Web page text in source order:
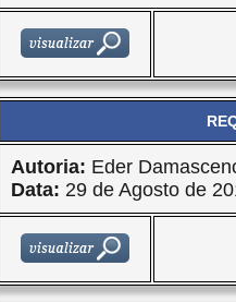
Autoria: Eder
Data: 29 de Agosto de